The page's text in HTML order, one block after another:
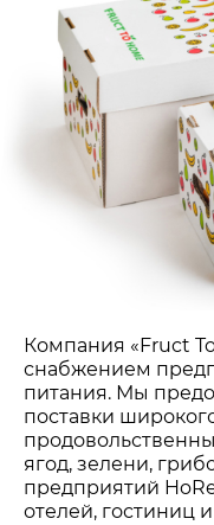
Компания «Fruct
снабжением
питания. Мы
поставки
ягод, зелени,
предприятий
отелей, гостиниц и